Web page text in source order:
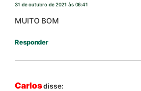
31 de outubro de 2021 às 06:41
MUITO BOM
Responder
Carlosdisse: